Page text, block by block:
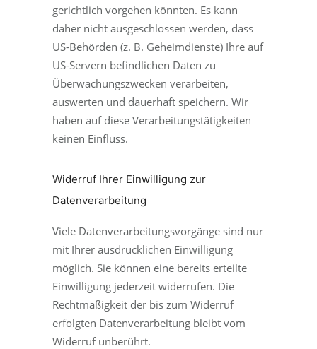
gerichtlich vorgehen könnten. Es kann
daher nicht ausgeschlossen werden, dass
US-Behörden (z. B. Geheimdienste) Ihre auf
US-Servern befindlichen Daten zu
Überwachungszwecken verarbeiten,
auswerten und dauerhaft speichern. Wir
haben auf diese Verarbeitungstätigkeiten
keinen Einfluss.
Widerruf Ihrer Einwilligung zur
Datenverarbeitung
Viele Datenverarbeitungsvorgänge sind nur
mit Ihrer ausdrücklichen Einwilligung
möglich. Sie können eine bereits erteilte
Einwilligung jederzeit widerrufen. Die
Rechtmäßigkeit der bis zum Widerruf
erfolgten Datenverarbeitung bleibt vom
Widerruf unberührt.